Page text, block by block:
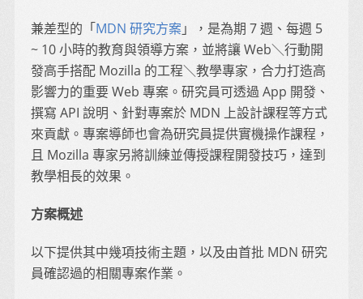
兼差型的「MDN 研究方案」，是為期 7 週、每週 5
~ 10 小時的教育與領導方案，並將讓 Web＼行動開
發高手搭配 Mozilla 的工程＼教學專家，合力打造高
影響力的重要 Web 專案。研究員可透過 App 開發、
撰寫 API 說明、針對專案於 MDN 上設計課程等方式
來貢獻。專案導師也會為研究員提供實機操作課程，
且 Mozilla 專家另將訓練並傳授課程開發技巧，達到
教學相長的效果。
方案概述
以下提供其中幾項技術主題，以及由首批 MDN 研究
員確認過的相關專案作業。